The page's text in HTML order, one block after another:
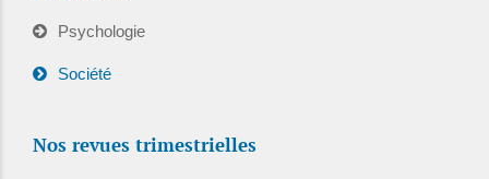
Psychologie
Société
Nos revues trimestrielles